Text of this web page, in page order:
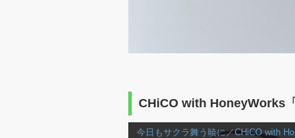
CHiCO with HoneyWorks
今日もサクラ舞う暁に／CHiCO with